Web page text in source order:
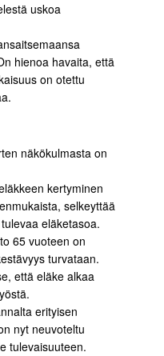
uskoa
hienoa havaita, että
on otettu
näkökulmasta on
kertyminen
selkeyttää
eläketasoa.
65 vuoteen on
turvataan.
että eläke alkaa
erityisen
nyt neuvoteltu
tulevaisuuteen.